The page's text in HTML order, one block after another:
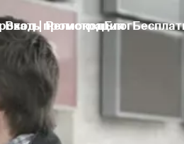
промокодБлог
Вход | Регистрация